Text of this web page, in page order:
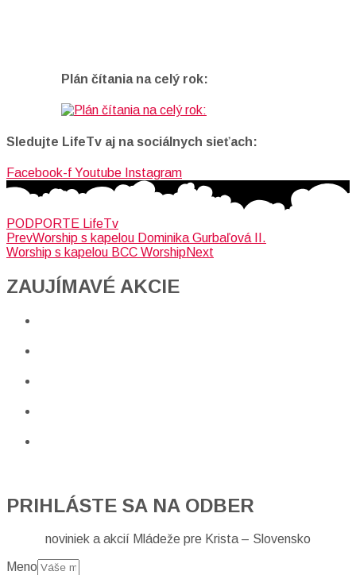
Plán čítania na celý rok:
Sledujte LifeTv aj na sociálnych sieťach:
Facebook-f Youtube Instagram
PODPORTE LifeTv
PrevWorship s kapelou Dominika Gurbaľová II.
Worship s kapelou BCC WorshipNext
ZAUJÍMAVÉ AKCIE​
PRIHLÁSTE SA NA ODBER
noviniek a akcií Mládeže pre Krista – Slovensko
Meno